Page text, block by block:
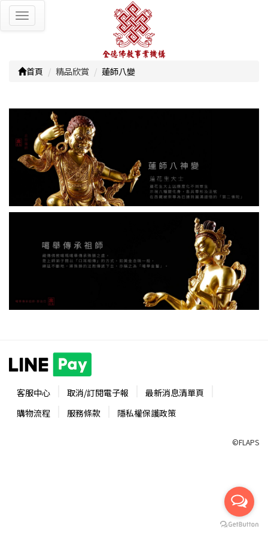
Toggle
navigation
首頁 精品欣賞 蓮師八變
客服中心 取消/訂閱電子報
最新消息清單頁
購物流程
服務條款 隱私權保護政策
©FLAPS